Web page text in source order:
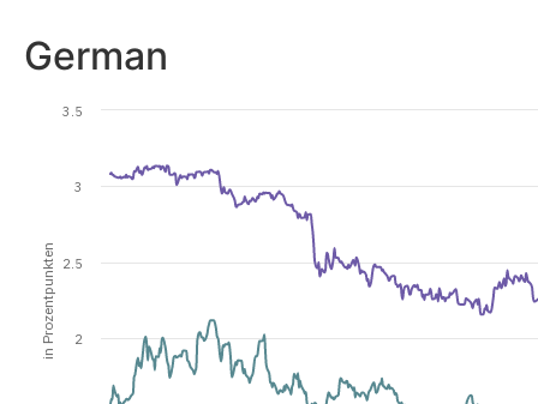
German
in Prozentpunkten 2
2.5
3
3.5